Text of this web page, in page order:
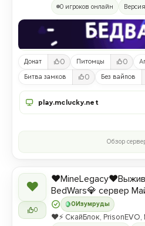
0 игроков онлайн
Донат 0 Питомцы 0
Битва замков 0 Без вайпов
play.mclucky.net
Обзор
❤
0
0 Изумруды
BedWars💎 сервер
❤️⚡️ СкайБлок,